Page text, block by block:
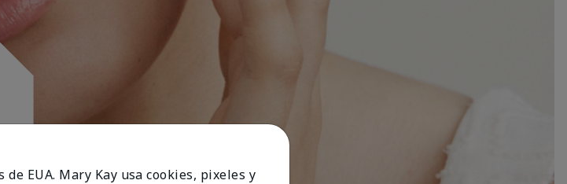
EUA. Mary Kay usa cookies, pixeles y